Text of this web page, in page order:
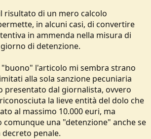
risultato di un mero calcolo
in alcuni casi, di convertire
in ammenda nella misura di
di detenzione.
l'articolo mi sembra strano
alla sola sanzione pecuniaria
presentato dal giornalista, ovvero
la lieve entità del dolo che
al massimo 10.000 euri, ma
comunque una "detenzione" anche se
penale.